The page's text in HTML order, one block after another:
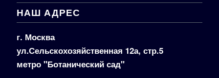
НАШ АДРЕС
г. Москва
ул.Сельскохозяйственная 12а, стр.5
метро "Ботанический сад"